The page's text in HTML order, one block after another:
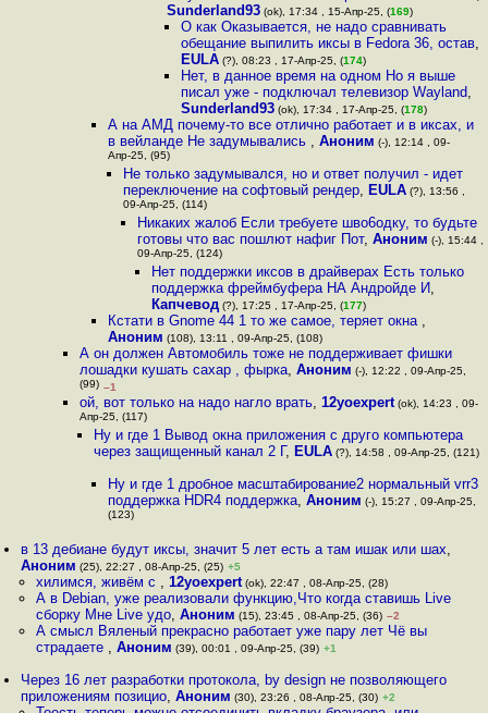
Sunderland93(ok), 17:34 , 15-Апр-25, (169)
О как Оказывается, не надо сравнивать
обещание выпилить иксы в Fedora 36, остав,
EULA(?), 08:23 , 17-Апр-25, (174)
Нет, в данное время на одном Но я выше
писал уже - подключал телевизор Wayland,
Sunderland93(ok), 17:34 , 17-Апр-25, (178)
А на АМД почему-то все отлично работает и в иксах, и
в вейланде Не задумывались ,Аноним (-), 12:14 , 09-
Апр-25, (95)
Не только задумывался, но и ответ получил - идет
переключение на софтовый рендер, EULA(?), 13:56 ,
09-Апр-25, (114)
Никаких жалоб Если требуете швo6oдку, то будьте
готовы что вас пошлют нафиг Пот, Аноним (-), 15:44 ,
09-Апр-25, (124)
Нет поддержки иксов в драйверах Есть только
поддержка фреймбуфера НА Андройде И,
Капчевод (?), 17:25 , 17-Апр-25, (177)
Кстати в Gnome 44 1 то же самое, теряет окна ,
Аноним (108), 13:11 , 09-Апр-25, (108)
А он должен Автомобиль тоже не поддерживает фишки
лошадки кушать сахар , фырка, Аноним (-), 12:22 , 09-Апр-25,
(99) –1
ой, вот только на надо нагло врать, 12yoexpert(ok), 14:23 , 09-
Апр-25, (117)
Ну и где 1 Вывод окна приложения с друго компьютера
через защищенный канал 2 Г, EULA(?), 14:58 , 09-Апр-25, (121)
Ну и где 1 дробное масштабирование2 нормальный vrr3
поддержка HDR4 поддержка,Аноним (-), 15:27 , 09-Апр-25,
(123)
в 13 дебиане будут иксы, значит 5 лет есть а там ишак или шах,
Аноним (25), 22:27 , 08-Апр-25, (25) +5
хилимся, живём с , 12yoexpert(ok), 22:47 , 08-Апр-25, (28)
А в Debian, уже реализовали функцию,Что когда ставишь Live
сборку Мне Live удо, Аноним (15), 23:45 , 08-Апр-25, (36) –2
А смысл Вяленый прекрасно работает уже пару лет Чё вы
страдаете , Аноним (39), 00:01 , 09-Апр-25, (39) +1
Через 16 лет разработки протокола, by design не позволяющего
приложениям позицио,Аноним (30), 23:26 , 08-Апр-25, (30) +2